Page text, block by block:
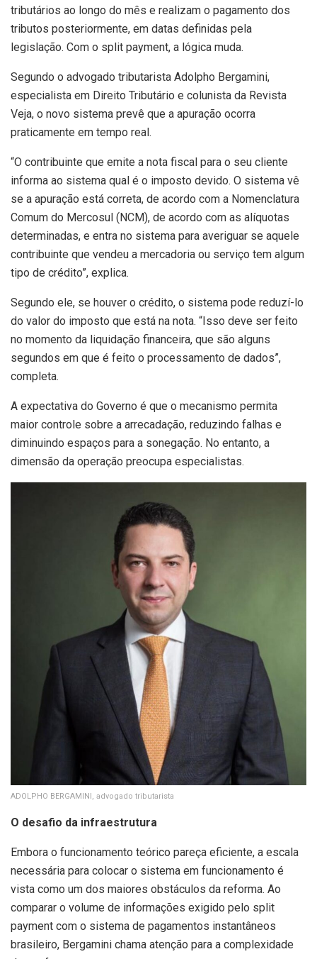
tributários ao longo do mês e realizam o pagamento dos
tributos posteriormente, em datas definidas pela
legislação. Com o split payment, a lógica muda.
Segundo o advogado tributarista Adolpho Bergamini,
especialista em Direito Tributário e colunista da Revista
Veja, o novo sistema prevê que a apuração ocorra
praticamente em tempo real.
“O contribuinte que emite a nota fiscal para o seu cliente
informa ao sistema qual é o imposto devido. O sistema vê
se a apuração está correta, de acordo com a Nomenclatura
Comum do Mercosul (NCM), de acordo com as alíquotas
determinadas, e entra no sistema para averiguar se aquele
contribuinte que vendeu a mercadoria ou serviço tem algum
tipo de crédito”, explica.
Segundo ele, se houver o crédito, o sistema pode reduzí-lo
do valor do imposto que está na nota. “Isso deve ser feito
no momento da liquidação financeira, que são alguns
segundos em que é feito o processamento de dados”,
completa.
A expectativa do Governo é que o mecanismo permita
maior controle sobre a arrecadação, reduzindo falhas e
diminuindo espaços para a sonegação. No entanto, a
dimensão da operação preocupa especialistas.
ADOLPHO BERGAMINI, advogado tributarista
O desafio da infraestrutura
Embora o funcionamento teórico pareça eficiente, a escala
necessária para colocar o sistema em funcionamento é
vista como um dos maiores obstáculos da reforma. Ao
comparar o volume de informações exigido pelo split
payment com o sistema de pagamentos instantâneos
brasileiro, Bergamini chama atenção para a complexidade